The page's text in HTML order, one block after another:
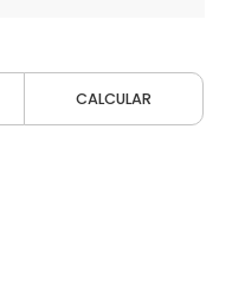
CALCULAR